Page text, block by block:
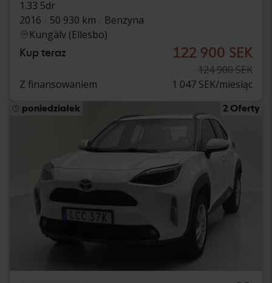
1.33 5dr
2016
50 930 km
Benzyna
Kungälv (Ellesbo)
Kup teraz 122 900 SEK
124 900 SEK
Z finansowaniem
1 047 SEK/miesiąc
poniedziałek 2 Oferty